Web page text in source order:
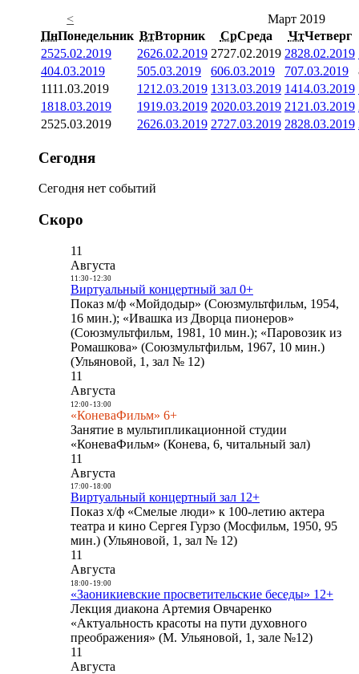
<
Март 2019
ПнПонедельник ВтВторник СрСреда ЧтЧетверг
2525.02.2019 2626.02.2019 2727.02.2019 2828.02.2019
404.03.2019 505.03.2019 606.03.2019 707.03.2019
1111.03.2019 1212.03.2019 1313.03.2019 1414.03.2019
1818.03.2019 1919.03.2019 2020.03.2019 21 21.03.2019
2525.03.2019 2626.03.2019 2727.03.2019 2828.03.2019
Сегодня
Сегодня нет событий
Скоро
11
Августа
11:30- 12:30
Виртуальный концертный зал 0+
Показ м/ф «Мойдодыр» (Союзмультфильм, 1954,
16 мин.); «Ивашка из Дворца пионеров»
(Союзмультфильм, 1981, 10 мин.); «Паровозик из
Ромашкова» (Союзмультфильм, 1967, 10 мин.)
(Ульяновой, 1, зал № 12)
11
Августа
12:00- 13:00
«КоневаФильм» 6+
Занятие в мультипликационной студии
«КоневаФильм» (Конева, 6, читальный зал)
11
Августа
17:00- 18:00
Виртуальный концертный зал 12+
Показ х/ф «Смелые люди» к 100-летию актера
театра и кино Сергея Гурзо (Мосфильм, 1950, 95
мин.) (Ульяновой, 1, зал № 12)
11
Августа
18:00- 19:00
«Заоникиевские просветительские беседы» 12+
Лекция диакона Артемия Овчаренко
«Актуальность красоты на пути духовного
преображения» (М. Ульяновой, 1, зале №12)
11
Августа